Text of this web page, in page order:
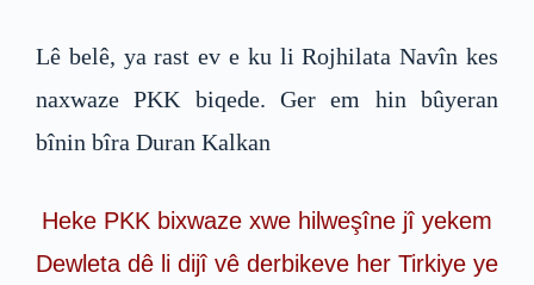
Lê belê, ya rast ev e ku li Rojhilata Navîn kes
naxwaze PKK biqede. Ger em hin bûyeran
bînin bîra Duran Kalkan
Heke PKK bixwaze xwe hilweşîne jî yekem
Dewleta dê li dijî vê derbikeve her Tirkiye ye